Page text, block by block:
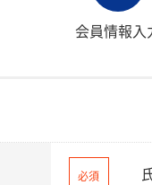
会員情報入
必須